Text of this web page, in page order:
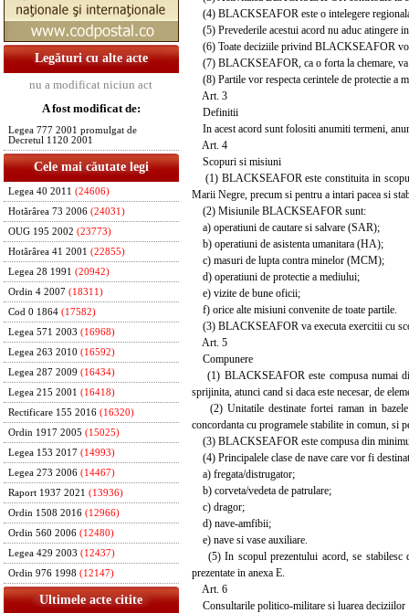
Legături cu alte acte
nu a modificat niciun act
A fost modificat de:
Legea 777 2001 promulgat de
Decretul 1120 2001
Cele mai căutate legi
Legea 40 2011 (24606)
Hotărârea 73 2006 (24031)
OUG 195 2002 (23773)
Hotărârea 41 2001 (22855)
Legea 28 1991 (20942)
Ordin 4 2007 (18311)
Cod 0 1864 (17582)
Legea 571 2003 (16968)
Legea 263 2010 (16592)
Legea 287 2009 (16434)
Legea 215 2001 (16418)
Rectificare 155 2016 (16320)
Ordin 1917 2005 (15025)
Legea 153 2017 (14993)
Legea 273 2006 (14467)
Raport 1937 2021 (13936)
Ordin 1508 2016 (12966)
Ordin 560 2006 (12480)
Legea 429 2003 (12437)
Ordin 976 1998 (12147)
Ultimele acte citite
(4) BLACKSEAFOR este o intelegere
(5) Prevederile acestui acord nu aduc atingere
(6) Toate deciziile privind BLACKSEAFOR
(7) BLACKSEAFOR, ca o forta la chemare, va
(8) Partile vor respecta cerintele de protectie a
Art. 3
Definitii
In acest acord sunt folositi anumiti termeni,
Art. 4
Scopuri si misiuni
(1) BLACKSEAFOR este constituita in scopul
Marii Negre, precum si pentru a intari pacea si
(2) Misiunile BLACKSEAFOR sunt:
a) operatiuni de cautare si salvare (SAR);
b) operatiuni de asistenta umanitara (HA);
c) masuri de lupta contra minelor (MCM);
d) operatiuni de protectie a mediului;
e) vizite de bune oficii;
f) orice alte misiuni convenite de toate partile.
(3) BLACKSEAFOR va executa exercitii cu
Art. 5
Compunere
(1) BLACKSEAFOR este compusa numai
sprijinita, atunci cand si daca este necesar, de
(2) Unitatile destinate fortei raman in bazele
concordanta cu programele stabilite in comun, si
(3) BLACKSEAFOR este compusa din
(4) Principalele clase de nave care vor fi
a) fregata/distrugator;
b) corveta/vedeta de patrulare;
c) dragor;
d) nave-amfibii;
e) nave si vase auxiliare.
(5) In scopul prezentului acord, se stabilesc
prezentate in anexa E.
Art. 6
Consultarile politico-militare si luarea deciziilor